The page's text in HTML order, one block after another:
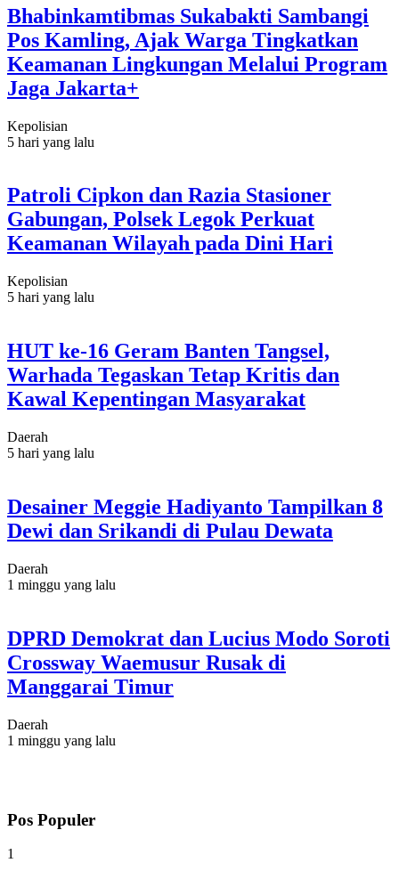
Bhabinkamtibmas Sukabakti Sambangi
Pos Kamling, Ajak Warga Tingkatkan
Keamanan Lingkungan Melalui Program
Jaga Jakarta+
Kepolisian
5 hari yang lalu
Patroli Cipkon dan Razia Stasioner
Gabungan, Polsek Legok Perkuat
Keamanan Wilayah pada Dini Hari
Kepolisian
5 hari yang lalu
HUT ke-16 Geram Banten Tangsel,
Warhada Tegaskan Tetap Kritis dan
Kawal Kepentingan Masyarakat
Daerah
5 hari yang lalu
Desainer Meggie Hadiyanto Tampilkan 8
Dewi dan Srikandi di Pulau Dewata
Daerah
1 minggu yang lalu
DPRD Demokrat dan Lucius Modo Soroti
Crossway Waemusur Rusak di
Manggarai Timur
Daerah
1 minggu yang lalu
Pos Populer
1